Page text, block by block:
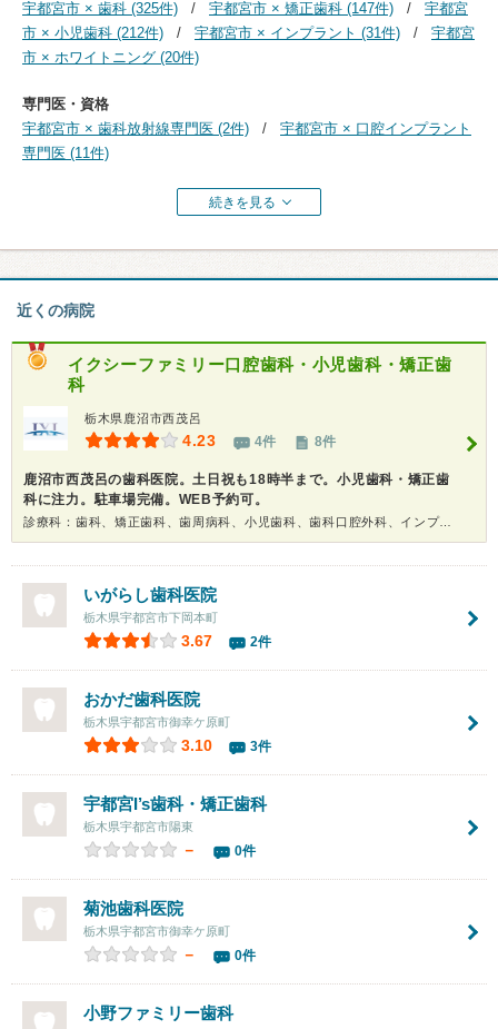
宇都宮市 × 歯科 (325件)
宇都宮市 × 矯正歯科 (147件)
宇都宮
市 × 小児歯科 (212件)
宇都宮市 × インプラント (31件)
宇都宮
市 × ホワイトニング (20件)
専門医・資格
宇都宮市 × 歯科放射線専門医 (2件)
宇都宮市 × 口腔インプラント
専門医 (11件)
続きを見る
近くの病院
イクシーファミリー口腔歯科・小児歯科・矯正歯
科
栃木県鹿沼市西茂呂
4.23 4件 8件
鹿沼市西茂呂の歯科医院。土日祝も18時半まで。小児歯科・矯正歯
科に注力。駐車場完備。WEB予約可。
診療科：歯科、矯正歯科、歯周病科、小児歯科、歯科口腔外科、インプラント、ホワイトニング
いがらし歯科医院
栃木県宇都宮市下岡本町
3.67 2件
おかだ歯科医院
栃木県宇都宮市御幸ケ原町
3.10 3件
宇都宮I’s歯科・矯正歯科
栃木県宇都宮市陽東
－ 0件
菊池歯科医院
栃木県宇都宮市御幸ケ原町
－ 0件
小野ファミリー歯科